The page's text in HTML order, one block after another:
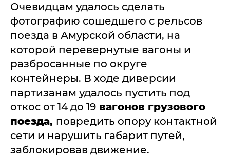
Очевидцам удалось сделать
фотографию сошедшего с рельсов
поезда в Амурской области, на
которой перевернутые вагоны и
разбросанные по округе
контейнеры. В ходе диверсии
партизанам удалось пустить под
откос от 14 до 19 вагонов грузового
поезда, повредить опору контактной
сети и нарушить габарит путей,
заблокировав движение.